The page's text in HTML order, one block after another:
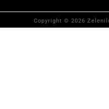
Copyright © 2026